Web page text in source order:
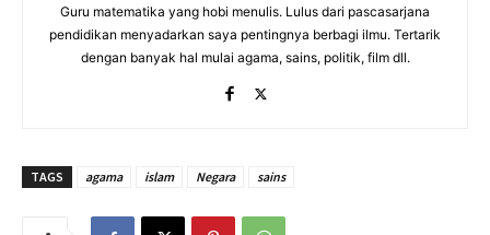
Guru matematika yang hobi menulis. Lulus dari pascasarjana
pendidikan menyadarkan saya pentingnya berbagi ilmu. Tertarik
dengan banyak hal mulai agama, sains, politik, film dll.
TAGS agama islam Negara sains